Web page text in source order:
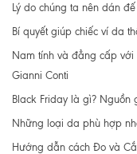
Lý do chúng ta nên dán
Bí quyết giúp chiếc ví da
Nam tính và đẳng cấp với
Gianni Conti
Black Friday là gì?
Những loại da phù hợp
Hướng dẫn cách Đo và